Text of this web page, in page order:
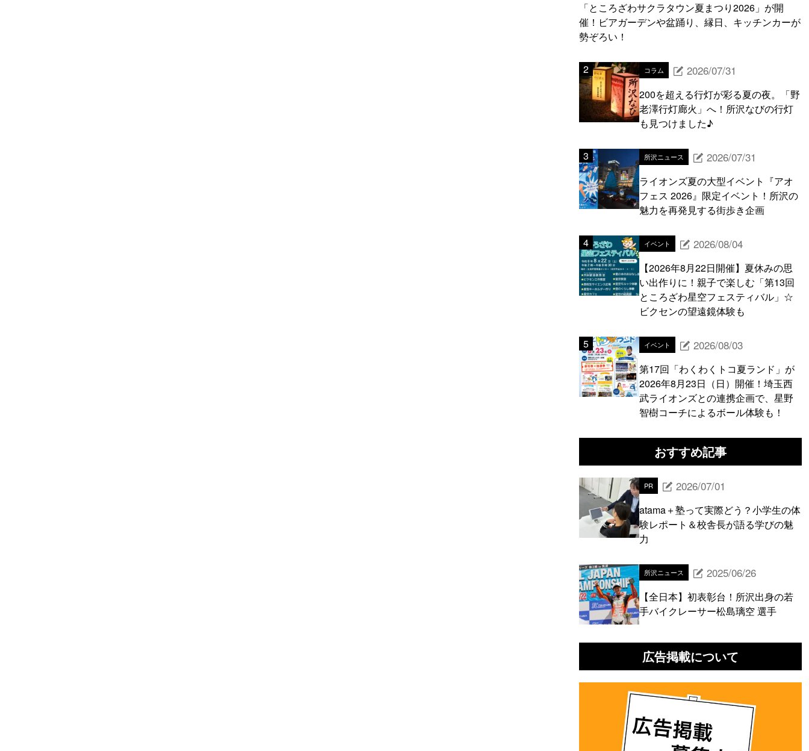
「ところざわサクラタウン夏まつり2026」が開
催！ビアガーデンや盆踊り、縁日、キッチンカーが
勢ぞろい！
コラム 2026/07/31
200を超える行灯が彩る夏の夜。「野
老澤行灯廊火」へ！所沢なびの行灯
も見つけました♪
所沢ニュース 2026/07/31
ライオンズ夏の大型イベント『アオ
フェス 2026』限定イベント！所沢の
魅力を再発見する街歩き企画
イベント 2026/08/04
【2026年8月22日開催】夏休みの思
い出作りに！親子で楽しむ「第13回
ところざわ星空フェスティバル」☆
ビクセンの望遠鏡体験も
イベント 2026/08/03
第17回「わくわくトコ夏ランド」が
2026年8月23日（日）開催！埼玉西
武ライオンズとの連携企画で、星野
智樹コーチによるボール体験も！
おすすめ記事
PR 2026/07/01
atama＋塾って実際どう？小学生の体
験レポート＆校舎長が語る学びの魅
力
所沢ニュース 2025/06/26
【全日本】初表彰台！所沢出身の若
手バイクレーサー松島璃空 選手
広告掲載について